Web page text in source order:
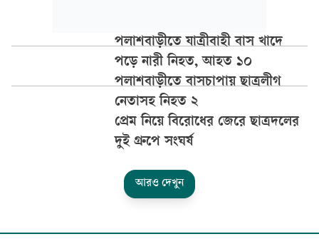
পলাশবাড়ীতে যাত্রীবাহী বাস খাদে
পড়ে নারী নিহত, আহত ১০
পলাশবাড়ীতে বাসচাপায় ছাত্রলীগ
নেতাসহ নিহত ২
প্রেম নিয়ে বিরোধের জেরে ছাত্রদলের
দুই গ্রুপে সংঘর্ষ
আরও দেখুন